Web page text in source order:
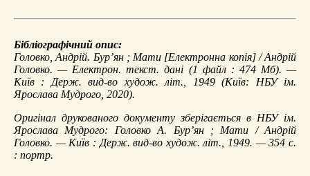
Бібліографічний опис:
Головко, Андрій. Бур’ян ; Мати [Електронна копія] / Андрій
Головко. — Електрон. текст. дані (1 файл : 474 Мб). —
Київ : Держ. вид-во худож. літ., 1949 (Київ: НБУ ім.
Ярослава Мудрого, 2020).
Оригінал друкованого документу зберігається в НБУ ім.
Ярослава Мудрого: Головко А. Бур’ян ; Мати / Андрій
Головко. — Київ : Держ. вид-во худож. літ., 1949. — 354 с.
: портр.